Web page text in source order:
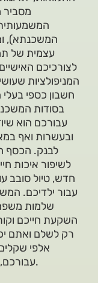
מסביר
המשכנתא),
עצמית של
לצורכיכם
המניפולציות
חשבון כספי
בסודות
עבורכם הוא
ובעשרות ואף
לבנק. הכסף
לשיפור איכות
חדש, טיול סובב
עבור ילדיכם.
שלמות
השקעת חייכם
רק לשלם ואתם
אלפי
עבורכם, עבור משפחתכם או עבור מי מיקיריכם.